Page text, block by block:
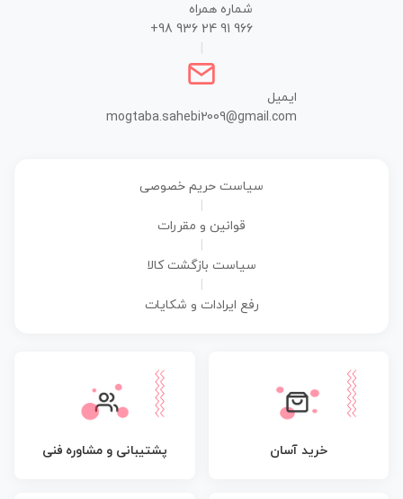
شماره همراه
+98 936 24 91 966
ایمیل
mogtaba.sahebi2009@gmail.com
سیاست حریم خصوصی
قوانین و مقررات
سیاست بازگشت کالا
رفع ایرادات و شکایات
خرید آسان پشتیبانی و مشاوره فنی